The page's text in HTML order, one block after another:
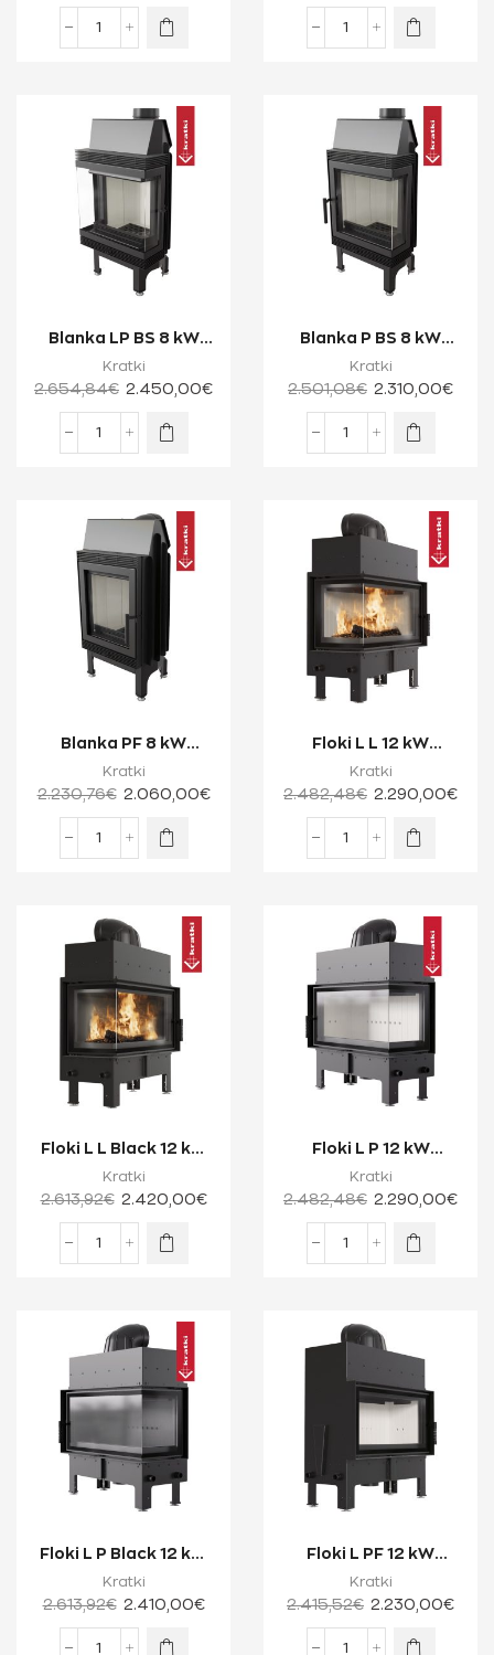
Blanka LP BS 8 kW
Ενεργειακό Τζάκι
Ξύλου Τριών Όψε...
Kratki
2.654,84€ 2.450,00€
Blanka P BS 8 kW
Ενεργειακό Τζάκι
Ξύλου Δύο Όψεων ...
Kratki
2.501,08€ 2.310,00€
Blanka PF 8 kW
Ενεργειακό Τζάκι
Ξύλου Μίας Όψης με...
Kratki
2.230,76€ 2.060,00€
Floki L L 12 kW
Ενεργειακό Τζάκι
Ξύλου Δύο Όψεων μ...
Kratki
2.482,48€ 2.290,00€
Floki L L Black 12 kW
Ενεργειακό Τζάκι
Ξύλου Δύο Ό...
Kratki
2.613,92€ 2.420,00€
Floki L P 12 kW
Ενεργειακό Τζάκι
Ξύλου Δύο Όψεων μ...
Kratki
2.482,48€ 2.290,00€
Floki L P Black 12 kW
Ενεργειακό Τζάκι
Ξύλου Δύο Ό...
Kratki
2.613,92€ 2.410,00€
Floki L PF 12 kW
Ενεργειακό Τζάκι
Ξύλου Μίας Όψης ...
Kratki
2.415,52€ 2.230,00€